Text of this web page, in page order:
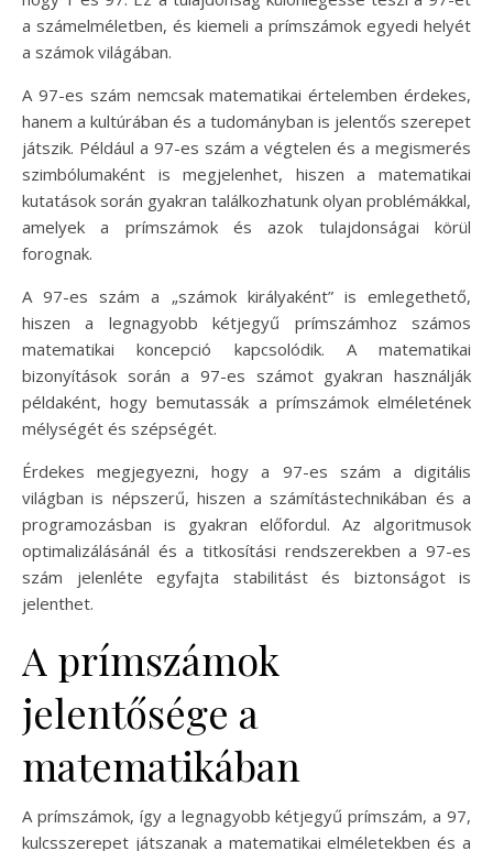
a számelméletben, és kiemeli a prímszámok egyedi helyét
a számok világában.
A 97-es szám nemcsak matematikai értelemben érdekes,
hanem a kultúrában és a tudományban is jelentős szerepet
játszik. Például a 97-es szám a végtelen és a megismerés
szimbólumaként is megjelenhet, hiszen a matematikai
kutatások során gyakran találkozhatunk olyan problémákkal,
amelyek a prímszámok és azok tulajdonságai körül
forognak.
A 97-es szám a „számok királyaként” is emlegethető,
hiszen a legnagyobb kétjegyű prímszámhoz számos
matematikai koncepció kapcsolódik. A matematikai
bizonyítások során a 97-es számot gyakran használják
példaként, hogy bemutassák a prímszámok elméletének
mélységét és szépségét.
Érdekes megjegyezni, hogy a 97-es szám a digitális
világban is népszerű, hiszen a számítástechnikában és a
programozásban is gyakran előfordul. Az algoritmusok
optimalizálásánál és a titkosítási rendszerekben a 97-es
szám jelenléte egyfajta stabilitást és biztonságot is
jelenthet.
A prímszámok
jelentősége a
matematikában
A prímszámok, így a legnagyobb kétjegyű prímszám, a 97,
kulcsszerepet játszanak a matematikai elméletekben és a